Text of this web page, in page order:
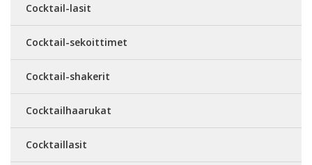
Cocktail-lasit
Cocktail-sekoittimet
Cocktail-shakerit
Cocktailhaarukat
Cocktaillasit